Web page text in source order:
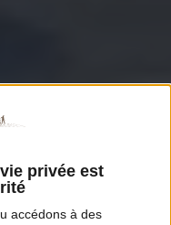
privée est
accédons à des